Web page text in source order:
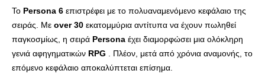
Το Persona 6 επιστρέφει με το πολυαναμενόμενο κεφάλαιο της
σειράς. Με over 30 εκατομμύρια αντίτυπα να έχουν πωληθεί
παγκοσμίως, η σειρά Persona έχει διαμορφώσει μια ολόκληρη
γενιά αφηγηματικών RPG . Πλέον, μετά από χρόνια αναμονής, το
επόμενο κεφάλαιο αποκαλύπτεται επίσημα.